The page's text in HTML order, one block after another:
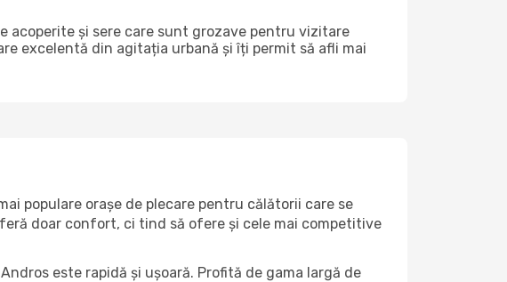
acoperite și sere care sunt grozave pentru vizitare
excelentă din agitația urbană și îți permit să afli mai
populare orașe de plecare pentru călătorii care se
doar confort, ci tind să ofere și cele mai competitive
este rapidă și ușoară. Profită de gama largă de